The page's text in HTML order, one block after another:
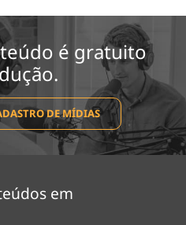
é gratuito
DE MÍDIAS
em